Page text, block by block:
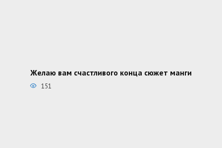
Желаю вам счастливого конца сюжет манги
151